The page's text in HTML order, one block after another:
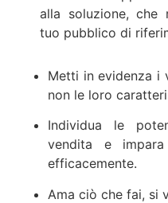
alla soluzione, che
tuo pubblico di
Metti in evidenza i
non le loro
Individua le
vendita e impara
efficacemente.
Ama ciò che fai, si